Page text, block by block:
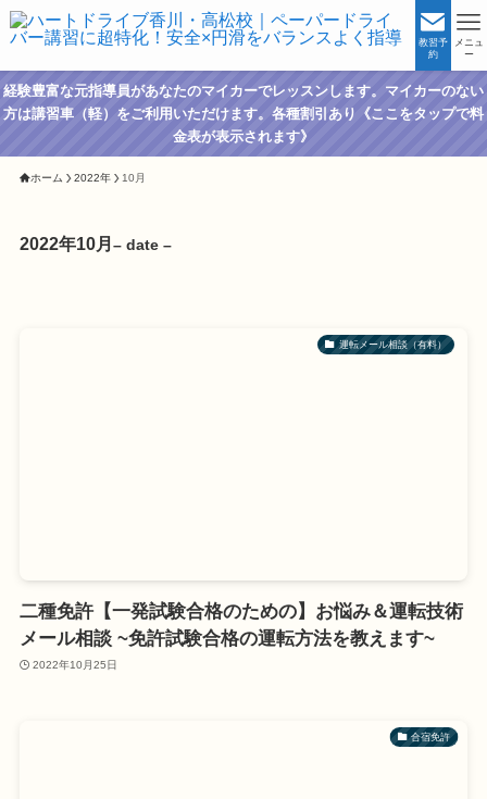
教習予
約
メニュ
ー
経験豊富な元指導員があなたのマイカーでレッスンします。マイカーのない
方は講習車（軽）をご利用いただけます。各種割引あり《ここをタップで料
金表が表示されます》
ホーム 2022年 10月
2022年10月 – date –
運転メール相談（有料）
二種免許【一発試験合格のための】お悩み＆運転技術
メール相談 ~免許試験合格の運転方法を教えます~
2022年10月25日
合宿免許